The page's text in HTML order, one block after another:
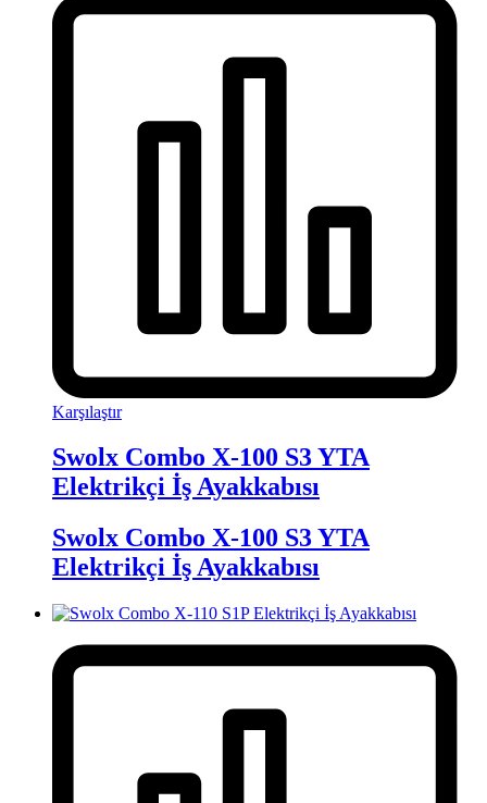
Karşılaştır
Swolx Combo X-100 S3 YTA
Elektrikçi İş Ayakkabısı
Swolx Combo X-100 S3 YTA
Elektrikçi İş Ayakkabısı